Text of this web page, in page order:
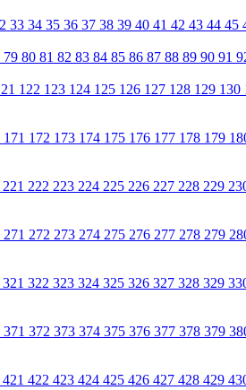
33 34 35 36 37 38 39 40 41 42 43 44 45
79 80 81 82 83 84 85 86 87 88 89 90 91
122 123 124 125 126 127 128 129 130
171 172 173 174 175 176 177 178 179
221 222 223 224 225 226 227 228 229
271 272 273 274 275 276 277 278 279
321 322 323 324 325 326 327 328 329
371 372 373 374 375 376 377 378 379
421 422 423 424 425 426 427 428 429